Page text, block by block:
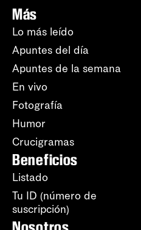
Más
Lo más leído
Apuntes del día
Apuntes de la semana
En vivo
Fotografía
Humor
Crucigramas
Beneficios
Listado
Tu ID (número de
suscripción)